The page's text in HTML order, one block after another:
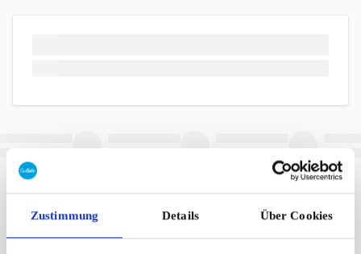
Zustimmung Details Über Cookies